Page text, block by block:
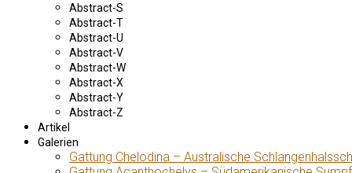
Abstract-S
Abstract-T
Abstract-U
Abstract-V
Abstract-W
Abstract-X
Abstract-Y
Abstract-Z
Artikel
Galerien
Gattung Chelodina – Australische